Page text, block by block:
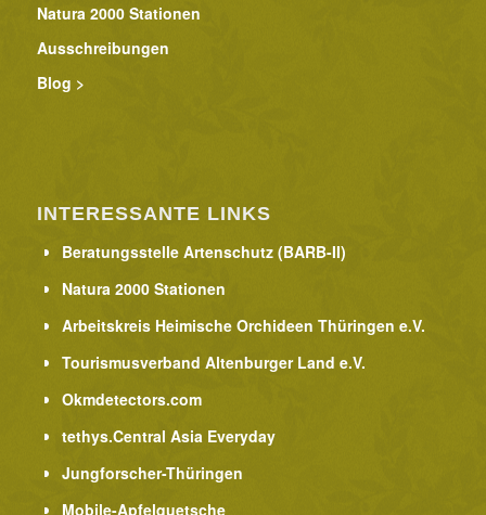
Natura 2000 Stationen
Ausschreibungen
Blog >
INTERESSANTE LINKS
Beratungsstelle Artenschutz (BARB-II)
Natura 2000 Stationen
Arbeitskreis Heimische Orchideen Thüringen e.V.
Tourismusverband Altenburger Land e.V.
Okmdetectors.com
tethys.Central Asia Everyday
Jungforscher-Thüringen
Mobile-Apfelquetsche